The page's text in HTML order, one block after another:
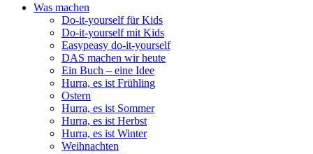
Was machen
Do-it-yourself für Kids
Do-it-yourself mit Kids
Easypeasy do-it-yourself
DAS machen wir heute
Ein Buch – eine Idee
Hurra, es ist Frühling
Ostern
Hurra, es ist Sommer
Hurra, es ist Herbst
Hurra, es ist Winter
Weihnachten